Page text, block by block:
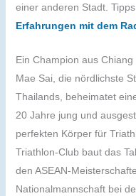
einer anderen Stadt.
Erfahrungen mit dem
Ein Champion aus Chiang
Mae Sai, die nördlichste
Thailands, beheimatet
20 Jahre jung und
perfekten Körper für
Triathlon-Club baut das
den ASEAN-
Nationalmannschaft bei